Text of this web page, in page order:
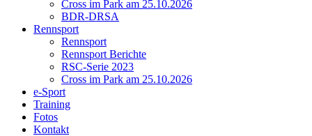
Cross im Park am 25.10.2026
BDR-DRSA
Rennsport
Rennsport
Rennsport Berichte
RSC-Serie 2023
Cross im Park am 25.10.2026
e-Sport
Training
Fotos
Kontakt